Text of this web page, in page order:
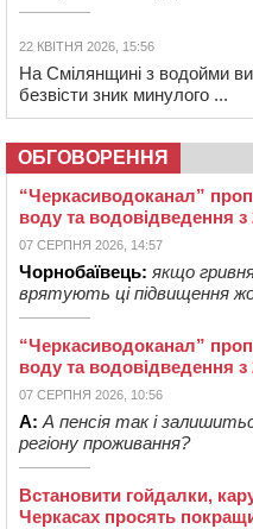
22 КВІТНЯ 2026, 15:56
На Смілянщині з водойми
безвісти зник минулого ...
ОБГОВОРЕННЯ
“Черкасиводоканал”
воду та водовідведення з
07 СЕРПНЯ 2026, 14:57
Чорнобаївець: якщо
врятують ці підвищення
“Черкасиводоканал”
воду та водовідведення з
07 СЕРПНЯ 2026, 10:56
А: А пенсія так і
регіону проживання?
Встановити гойдалки,
Черкасах просять